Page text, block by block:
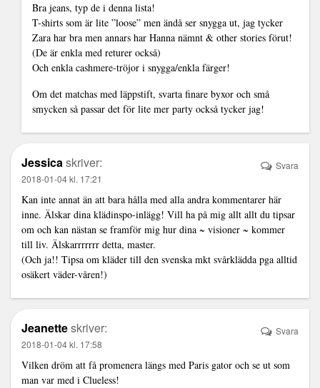
Bra jeans, typ de i denna lista!
T-shirts som är lite ”loose” men ändå ser snygga ut, jag tycker
Zara har bra men annars har Hanna nämnt & other stories förut!
(De är enkla med returer också)
Och enkla cashmere-tröjor i snygga/enkla färger!
Om det matchas med läppstift, svarta finare byxor och små
smycken så passar det för lite mer party också tycker jag!
Jessicaskriver:
2018-01-04 kl. 17:21
Kan inte annat än att bara hålla med alla andra kommentarer här
inne. Älskar dina klädinspo-inlägg! Vill ha på mig allt allt du tipsar
om och kan nästan se framför mig hur dina ~ visioner ~ kommer
till liv. Älskarrrrrrr detta, master.
(Och ja!! Tipsa om kläder till den svenska mkt svårklädda pga alltid
osäkert väder-våren!)
Svara
Jeanetteskriver:
2018-01-04 kl. 17:58
Vilken dröm att få promenera längs med Paris gator och se ut som
man var med i Clueless!
Svara